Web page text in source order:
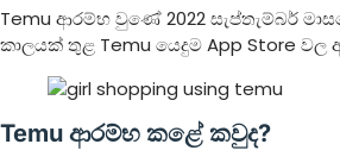
Temu ආරම්භ වුණේ 2022 සැප්තැම්බර්
කාලයක් තුළ Temu යෙදුම App Store වල
Temu ආරම්භ කළේ කවුද?